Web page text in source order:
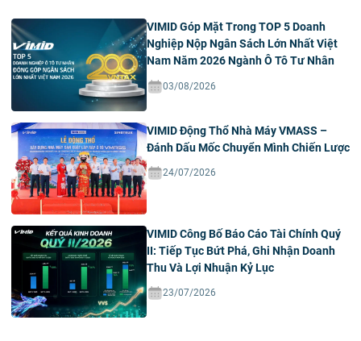
VIMID Góp Mặt Trong TOP 5 Doanh
Nghiệp Nộp Ngân Sách Lớn Nhất Việt
Nam Năm 2026 Ngành Ô Tô Tư Nhân
03/08/2026
VIMID Động Thổ Nhà Máy VMASS –
Đánh Dấu Mốc Chuyển Mình Chiến Lược
24/07/2026
VIMID Công Bố Báo Cáo Tài Chính Quý
II: Tiếp Tục Bứt Phá, Ghi Nhận Doanh
Thu Và Lợi Nhuận Kỷ Lục
23/07/2026